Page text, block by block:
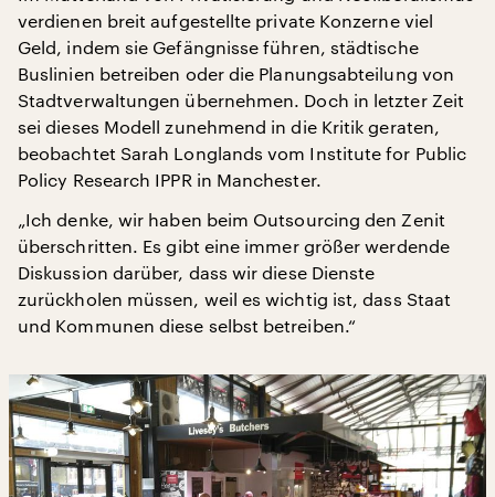
verdienen breit aufgestellte private Konzerne viel
Geld, indem sie Gefängnisse führen, städtische
Buslinien betreiben oder die Planungsabteilung von
Stadtverwaltungen übernehmen. Doch in letzter Zeit
sei dieses Modell zunehmend in die Kritik geraten,
beobachtet Sarah Longlands vom Institute for Public
Policy Research IPPR in Manchester.
„Ich denke, wir haben beim Outsourcing den Zenit
überschritten. Es gibt eine immer größer werdende
Diskussion darüber, dass wir diese Dienste
zurückholen müssen, weil es wichtig ist, dass Staat
und Kommunen diese selbst betreiben.“